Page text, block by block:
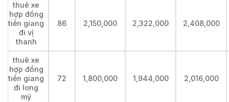
thuê xe
hợp đồng
tiền giang
đi vị
thanh
86 2,150,000 2,322,000 2,408,000
thuê xe
hợp đồng
tiền giang
đi long
mỹ
72 1,800,000 1,944,000 2,016,000